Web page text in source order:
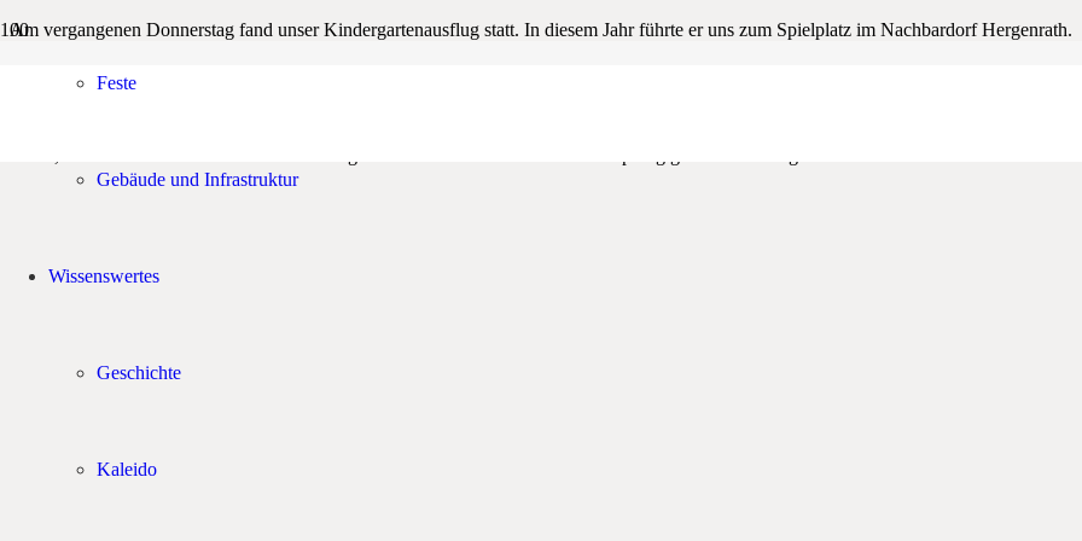
Feste
Gebäude und Infrastruktur
Wissenswertes
Geschichte
Kaleido
Am vergangenen Donnerstag fand unser Kindergartenausflug statt. In diesem Jahr führte er uns zum Spielplatz im Nachbardorf Hergenrath.
ließ unsere Herzen höher schlagen: die Wildblumenwiesen wurden bestaunt; die Spielgeräte boten jede Menge Abwechslung; die